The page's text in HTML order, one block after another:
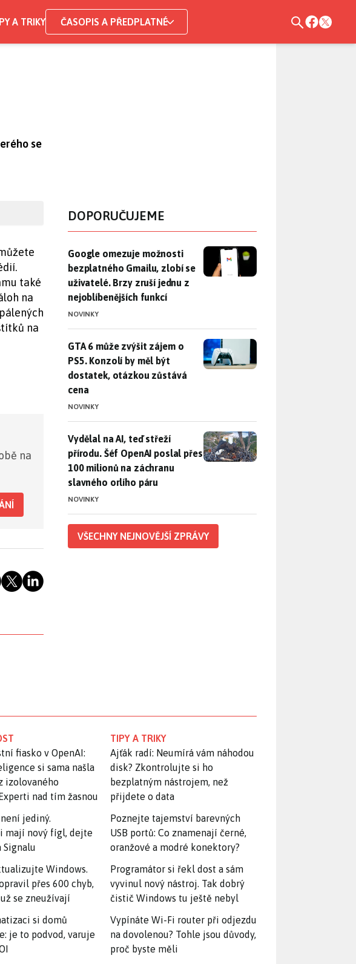
A TRIKY ČASOPIS A PŘEDPLATNÉ
se
také
na
na
na
DOPORUČUJEME
Google omezuje možnosti bezplatného Gmailu, zlobí se
Google omezuje možnosti
bezplatného Gmailu, zlobí se
uživatelé. Brzy zruší jednu z
nejoblíbenějších funkcí
NOVINKY
GTA 6 může zvýšit zájem o PS5. Konzolí by měl být dostatek,
GTA 6 může zvýšit zájem o
PS5. Konzolí by měl být
dostatek, otázkou zůstává
cena
NOVINKY
Vydělal na AI, teď střeží přírodu. Šéf OpenAI poslal přes 100
Vydělal na AI, teď střeží
přírodu. Šéf OpenAI poslal přes
100 milionů na záchranu
slavného orlího páru
NOVINKY
VŠECHNY NEJNOVĚJŠÍ ZPRÁVY
fiasko v OpenAI:
si sama našla
izolovaného
nad tím žasnou
jediný.
mají nový fígl, dejte
Signalu
Windows.
přes 600 chyb,
se zneužívají
si domů
je to podvod, varuje
TIPY A TRIKY
Ajťák radí: Neumírá vám náhodou
disk? Zkontrolujte si ho
bezplatným nástrojem, než
přijdete o data
Poznejte tajemství barevných
USB portů: Co znamenají černé,
oranžové a modré konektory?
Programátor si řekl dost a sám
vyvinul nový nástroj. Tak dobrý
čistič Windows tu ještě nebyl
Vypínáte Wi-Fi router při odjezdu
na dovolenou? Tohle jsou důvody,
proč byste měli